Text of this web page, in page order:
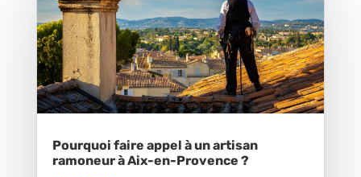
Pourquoi faire appel à un artisan
ramoneur à Aix-en-Provence ?